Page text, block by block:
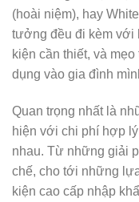
(hoài niệm), hay
tưởng đều đi kèm với
kiện cần thiết, và
dụng vào gia đình
Quan trọng nhất là
hiện với chi phí hợp
nhau. Từ những giải
chế, cho tới những
kiện cao cấp nhập